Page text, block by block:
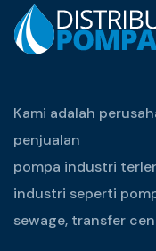
Kami adalah
penjualan
pompa industri
industri seperti
sewage, transfer